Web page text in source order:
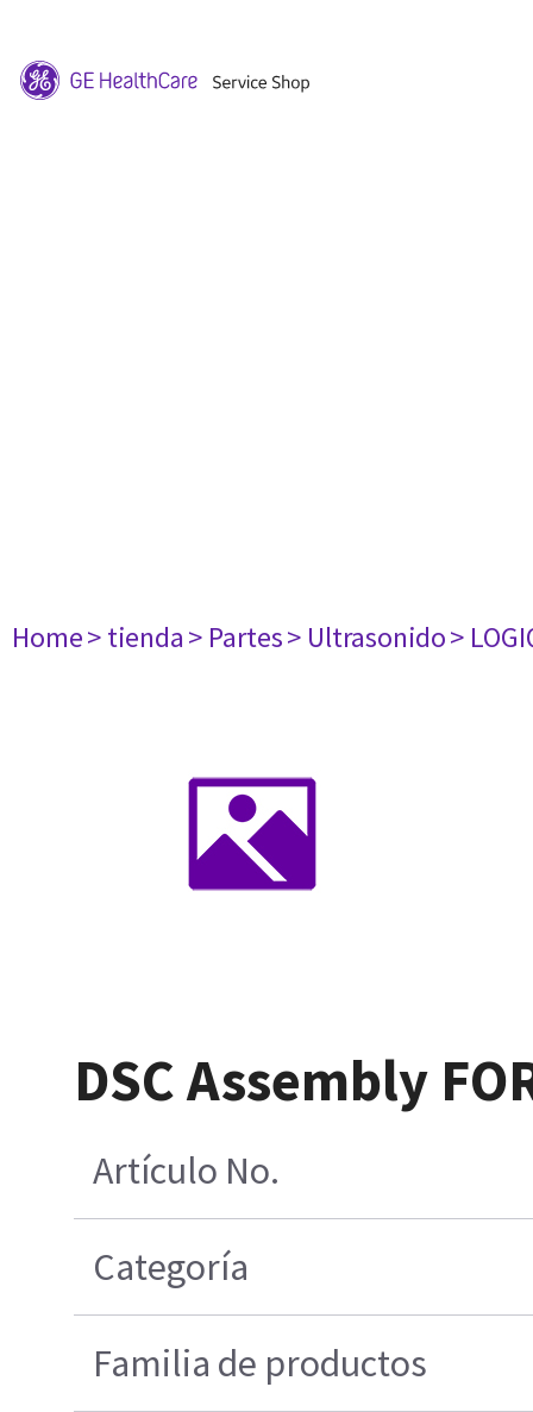
Home> tienda> Partes> Ultrasonido>
DSC Assembly
Artículo No.
Categoría
Familia de productos